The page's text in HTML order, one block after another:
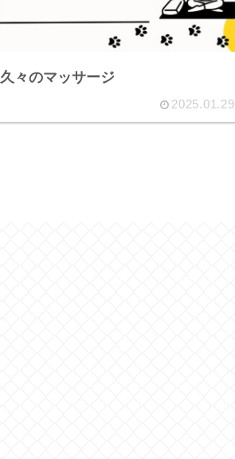
久々のマッサージ
2025.01.29